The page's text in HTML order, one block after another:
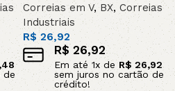
de
Correias em V,BX, Correias
Industriais
R$ 26,92
R$ 26,92
Em até 1x deR$ 26,92
sem juros no cartão de
crédito!